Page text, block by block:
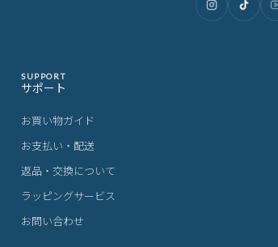
SUPPORT
サポート
お買い物ガイド
お支払い・配送
返品・交換について
ラッピングサービス
お問い合わせ